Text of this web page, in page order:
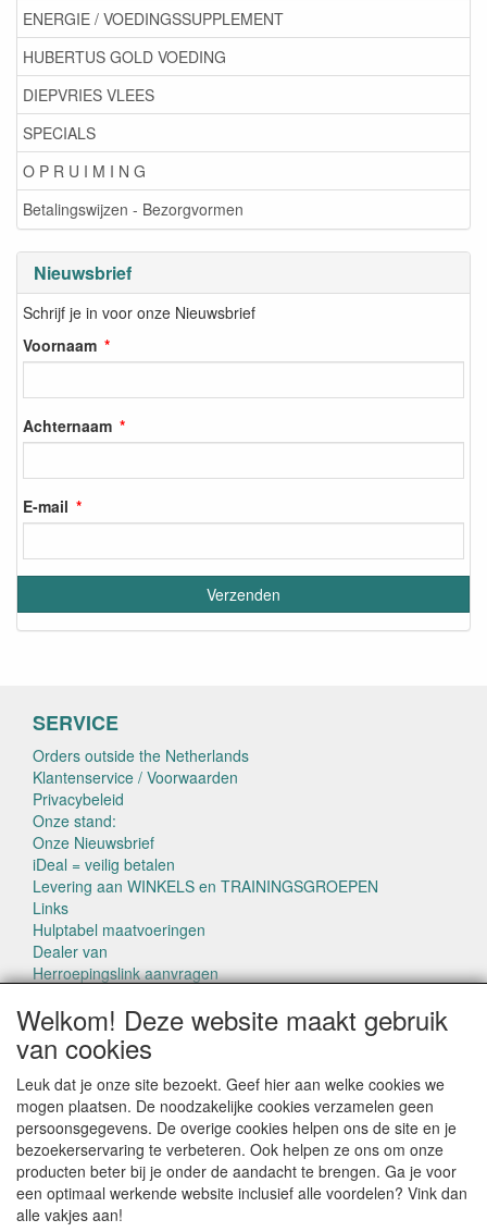
ENERGIE / VOEDINGSSUPPLEMENT
HUBERTUS GOLD VOEDING
DIEPVRIES VLEES
SPECIALS
O P R U I M I N G
Betalingswijzen - Bezorgvormen
Nieuwsbrief
Schrijf je in voor onze Nieuwsbrief
Voornaam
Achternaam
E-mail
SERVICE
Orders outside the Netherlands
Klantenservice / Voorwaarden
Privacybeleid
Onze stand:
Onze Nieuwsbrief
iDeal = veilig betalen
Levering aan WINKELS en TRAININGSGROEPEN
Links
Hulptabel maatvoeringen
Dealer van
Herroepingslink aanvragen
CONTACTGEGEVENS
www.pettowel.nl
Laan van Swaensteijn 14
2271VB VOORBURG
Welkom! Deze website maakt gebruik
van cookies
Leuk dat je onze site bezoekt. Geef hier aan welke cookies we
mogen plaatsen. De noodzakelijke cookies verzamelen geen
persoonsgegevens. De overige cookies helpen ons de site en je
bezoekerservaring te verbeteren. Ook helpen ze ons om onze
producten beter bij je onder de aandacht te brengen. Ga je voor
een optimaal werkende website inclusief alle voordelen? Vink dan
alle vakjes aan!